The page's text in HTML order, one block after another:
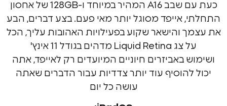
כעת עם שבב A16 המהיר במיוחד ו-128GB של אחסון
אייפד מסוגל יותר מאי פעם. בצע דברים, הבע
והישאר שקוע בפעילויות האהובות עליך, הכל
באביזרים חיוניים המיועדים רק לאייפד, אתה
עוד יותר צדדיות עבור הדברים שאתה
עושה כל יום